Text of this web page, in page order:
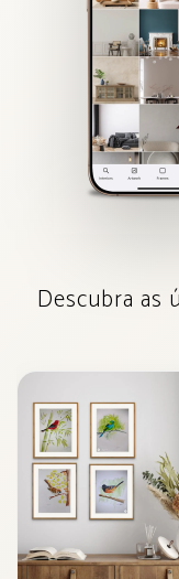
Descubra as